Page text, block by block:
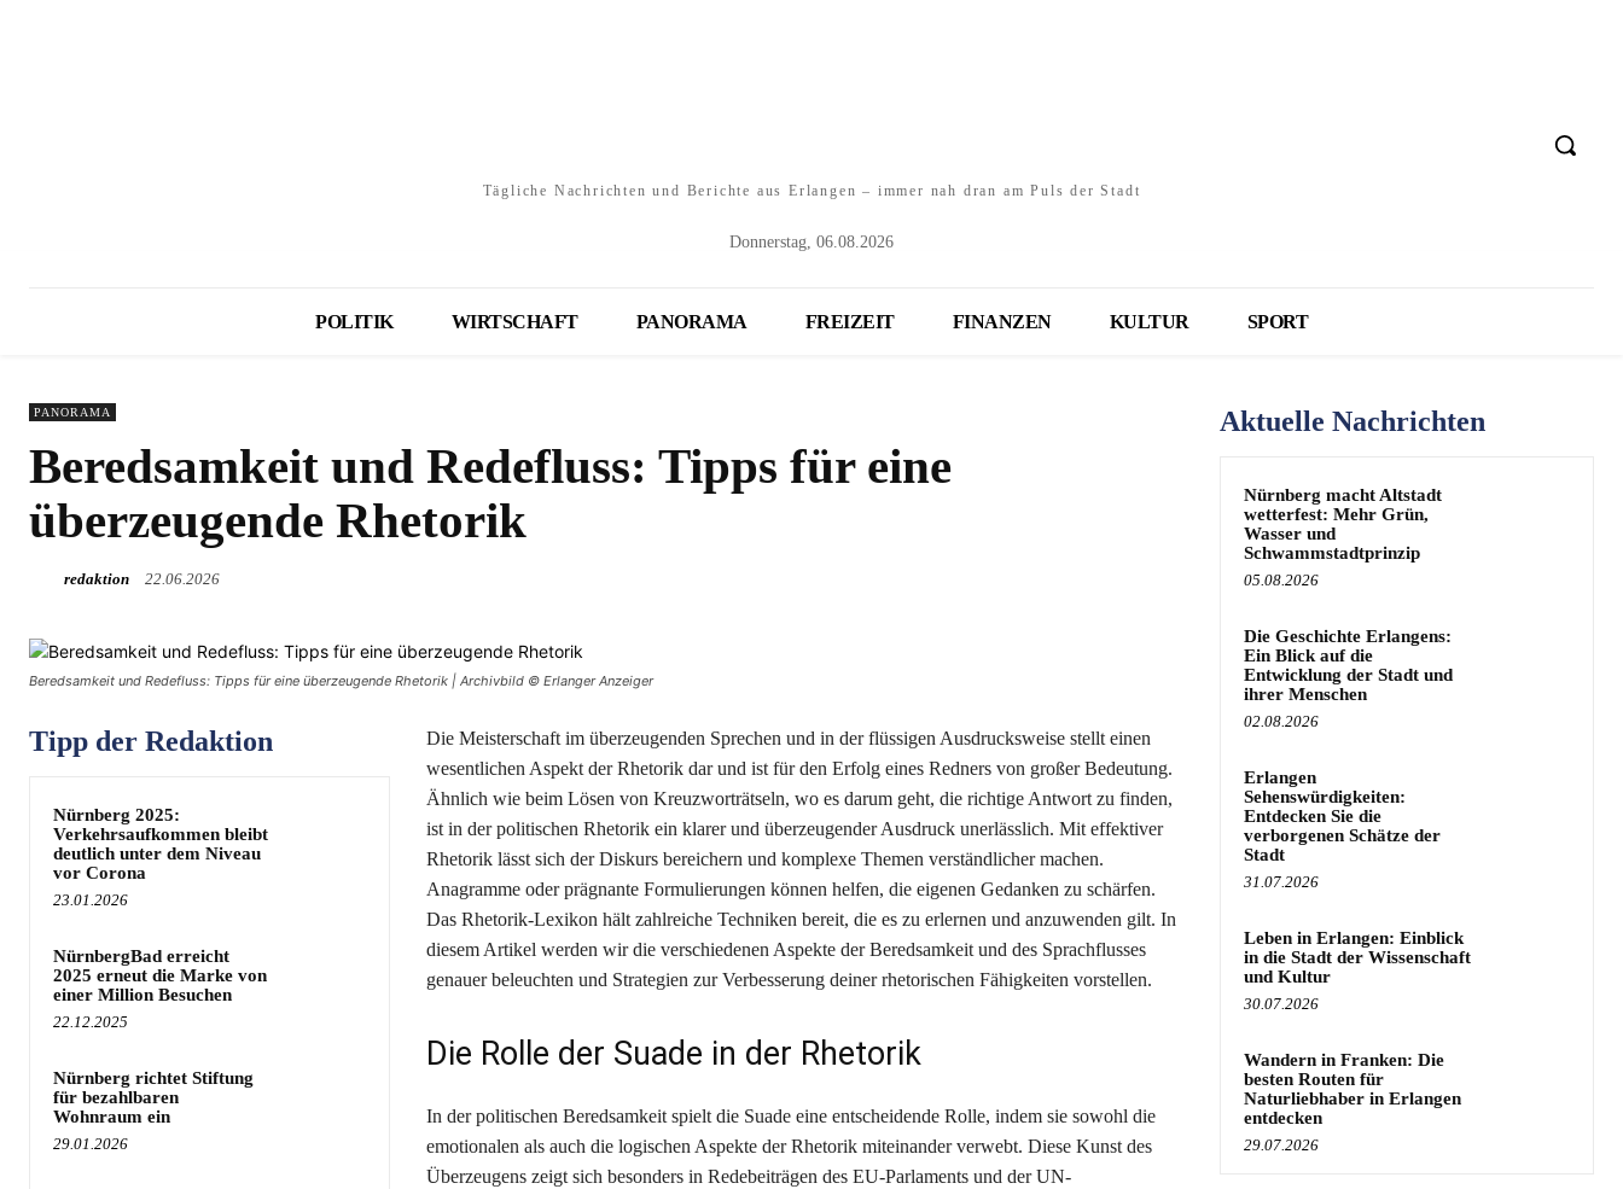
Tägliche Nachrichten und Berichte aus Erlangen – immer nah dran am Puls der Stadt
Donnerstag, 06.08.2026
POLITIK WIRTSCHAFT PANORAMA FREIZEIT FINANZEN KULTUR SPORT
PANORAMA
Beredsamkeit und Redefluss: Tipps für eine
überzeugende Rhetorik
redaktion 22.06.2026
Beredsamkeit und Redefluss: Tipps für eine überzeugende Rhetorik | Archivbild © Erlanger Anzeiger
Tipp der Redaktion
Nürnberg 2025:
Verkehrsaufkommen bleibt
deutlich unter dem Niveau
vor Corona
23.01.2026
NürnbergBad erreicht
2025 erneut die Marke von
einer Million Besuchen
22.12.2025
Nürnberg richtet Stiftung
für bezahlbaren
Wohnraum ein
29.01.2026
Die Meisterschaft im überzeugenden Sprechen und in der flüssigen Ausdrucksweise stellt einen
wesentlichen Aspekt der Rhetorik dar und ist für den Erfolg eines Redners von großer Bedeutung.
Ähnlich wie beim Lösen von Kreuzworträtseln, wo es darum geht, die richtige Antwort zu finden,
ist in der politischen Rhetorik ein klarer und überzeugender Ausdruck unerlässlich. Mit effektiver
Rhetorik lässt sich der Diskurs bereichern und komplexe Themen verständlicher machen.
Anagramme oder prägnante Formulierungen können helfen, die eigenen Gedanken zu schärfen.
Das Rhetorik-Lexikon hält zahlreiche Techniken bereit, die es zu erlernen und anzuwenden gilt. In
diesem Artikel werden wir die verschiedenen Aspekte der Beredsamkeit und des Sprachflusses
genauer beleuchten und Strategien zur Verbesserung deiner rhetorischen Fähigkeiten vorstellen.
Die Rolle der Suade in der Rhetorik
In der politischen Beredsamkeit spielt die Suade eine entscheidende Rolle, indem sie sowohl die
emotionalen als auch die logischen Aspekte der Rhetorik miteinander verwebt. Diese Kunst des
Überzeugens zeigt sich besonders in Redebeiträgen des EU-Parlaments und der UN-
Aktuelle Nachrichten
Nürnberg macht Altstadt
wetterfest: Mehr Grün,
Wasser und
Schwammstadtprinzip
05.08.2026
Die Geschichte Erlangens:
Ein Blick auf die
Entwicklung der Stadt und
ihrer Menschen
02.08.2026
Erlangen
Sehenswürdigkeiten:
Entdecken Sie die
verborgenen Schätze der
Stadt
31.07.2026
Leben in Erlangen: Einblick
in die Stadt der Wissenschaft
und Kultur
30.07.2026
Wandern in Franken: Die
besten Routen für
Naturliebhaber in Erlangen
entdecken
29.07.2026